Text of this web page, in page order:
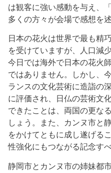
は観客に強い感動を与え、
多くの方々が会場で感想を
日本の花火は世界で最も精
を受けていますが、人口減
今日では海外で日本の花火
ではありません。しかし、
ランスの文化芸術に造詣の
に評価され、日仏の芸術文
できたことは、両国の更な
しょう。また、カンヌ市と
をかけてともに成し遂げる
性強化にもつながる記念す
静岡市とカンヌ市の姉妹都